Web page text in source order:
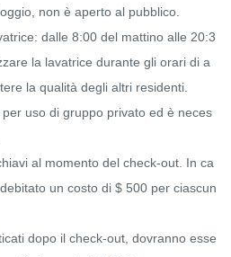
non è aperto al pubblico.
dalle 8:00 del mattino alle 20:3
la lavatrice durante gli orari di a
la qualità degli altri residenti.
uso di gruppo privato ed è neces
al momento del check-out. In ca
un costo di $ 500 per ciascun
dopo il check-out, dovranno esse